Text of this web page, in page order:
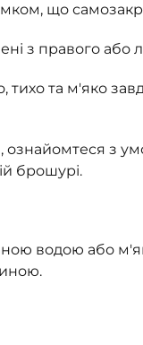
що
з правого або
тихо та м'яко
ознайомтеся з
брошурі.
водою або